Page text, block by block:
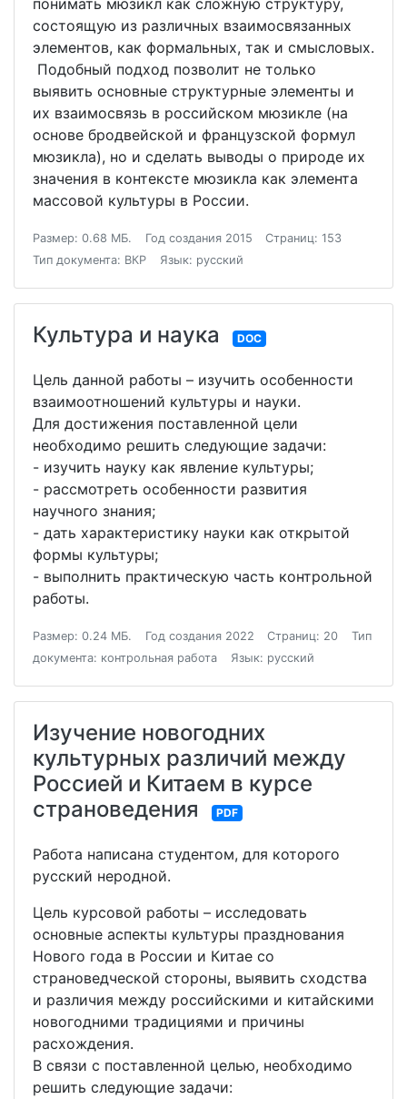
понимать мюзикл как сложную структуру,
состоящую из различных взаимосвязанных
элементов, как формальных, так и смысловых.
Подобный подход позволит не только
выявить основные структурные элементы и
их взаимосвязь в российском мюзикле (на
основе бродвейской и французской формул
мюзикла), но и сделать выводы о природе их
значения в контексте мюзикла как элемента
массовой культуры в России.
Размер: 0.68 МБ. Год создания 2015
Страниц: 153
Тип документа: ВКР
Язык: русский
Культура и наука DOC
Цель данной работы – изучить особенности
взаимоотношений культуры и науки.
Для достижения поставленной цели
необходимо решить следующие задачи:
- изучить науку как явление культуры;
- рассмотреть особенности развития
научного знания;
- дать характеристику науки как открытой
формы культуры;
- выполнить практическую часть контрольной
работы.
Размер: 0.24 МБ. Год создания 2022 Страниц: 20
Тип
документа: контрольная работа
Язык: русский
Изучение новогодних
культурных различий между
Россией и Китаем в курсе
страноведения
PDF
Работа написана студентом, для которого
русский неродной.
Цель курсовой работы – исследовать
основные аспекты культуры празднования
Нового года в России и Китае со
страноведческой стороны, выявить сходства
и различия между российскими и китайскими
новогодними традициями и причины
расхождения.
В связи с поставленной целью, необходимо
решить следующие задачи: